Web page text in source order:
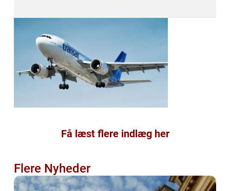
Få læst flere indlæg her
Flere Nyheder